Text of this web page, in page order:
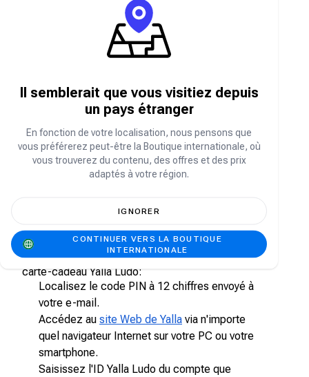
objets exclusifs et des achats intégrés de
grande valeur. Ils peuvent donner accès à des
tournois spéciaux, des modes de jeu exclusifs
ou des options de personnalisation uniques.
Ludo sont-ils transférables d'un compte à
l'autre ?
En règle générale, les pièces d'or et les
diamants de Yalla Ludo sont liés au compte sur
lequel ils ont été achetés et ne peuvent être
transférés d'un compte à un autre. Veuillez
consulter les conditions d'utilisation de Yalla
Ludo pour plus de détails.
Comment puis-je utiliser mon bon de
carte-cadeau Yalla Ludo ?
Suivez les étapes ci-dessous pour utiliser votre
carte-cadeau Yalla Ludo:
Localisez le code PIN à 12 chiffres envoyé à
votre e-mail.
Accédez au site Web de Yalla via n'importe
quel navigateur Internet sur votre PC ou votre
smartphone.
Saisissez l'ID Yalla Ludo du compte que
Il semblerait que vous visitiez depuis
un pays étranger
En fonction de votre localisation, nous pensons que
vous préférerez peut-être la Boutique internationale, où
vous trouverez du contenu, des offres et des prix
adaptés à votre région.
IGNORER
CONTINUER VERS LA BOUTIQUE
INTERNATIONALE